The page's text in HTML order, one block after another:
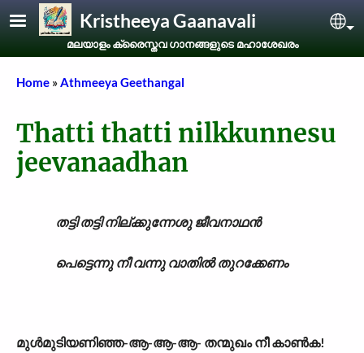
Skip to main contentKristheeya Gaanavali
മലയാളം ക്രൈസ്തവ ഗാനങ്ങളുടെ മഹാശേഖരം
Breadcrumb
Home Athmeeya Geethangal
Thatti thatti nilkkunnesu
jeevanaadhan
തട്ടി തട്ടി നില്ക്കുന്നേശു ജീവനാഥൻ
പെട്ടെന്നു നീ വന്നു വാതിൽ തുറക്കേണം
മുൾമുടിയണിഞ്ഞ-ആ-ആ-ആ- തന്മുഖം നീ കാൺക!